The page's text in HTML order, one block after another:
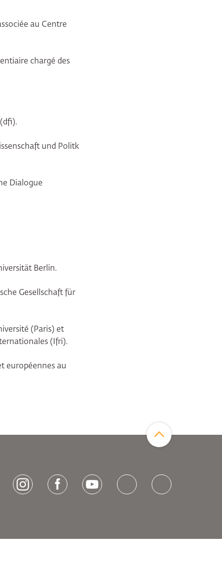
au Centre
chargé des
und Politk
Dialogue
Berlin.
Gesellschaft für
(Paris) et
(Ifri).
européennes au
[socialLinksTitle]